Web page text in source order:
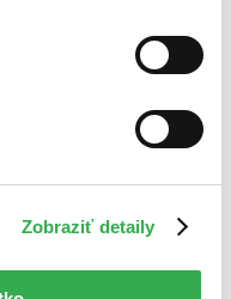
Zobraziť detaily